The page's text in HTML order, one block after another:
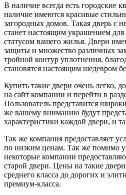
В наличие всегда есть городские
наличие имеются красивые
загородных домов. Такая дверь с
станет настоящим украшением
статусом вашего жилья. Двери
защиты и множество различных
тройной контур уплотнения,
становятся настоящим шедевром
Купить такие двери очень легко,
на сайт компании и перейти в
Пользователь представится
же вашему вниманию будут
характеристики каждой двери, и
Так же компания предоставляет
по низким ценам. Так же помимо
некоторые компании
старой двери. Цены на такие двери
среднего класса до дорогих и
премиум-класса.